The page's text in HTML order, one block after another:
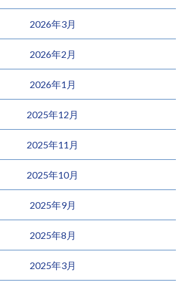
2026年3月
2026年2月
2026年1月
2025年12月
2025年11月
2025年10月
2025年9月
2025年8月
2025年3月